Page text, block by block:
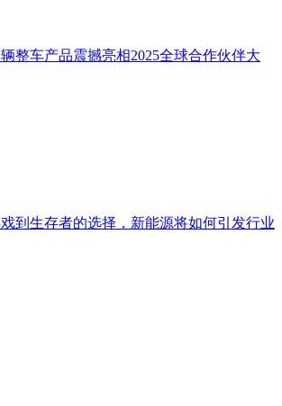
整车产品震撼亮相2025全球合作伙伴大
到生存者的选择，新能源将如何引发行业